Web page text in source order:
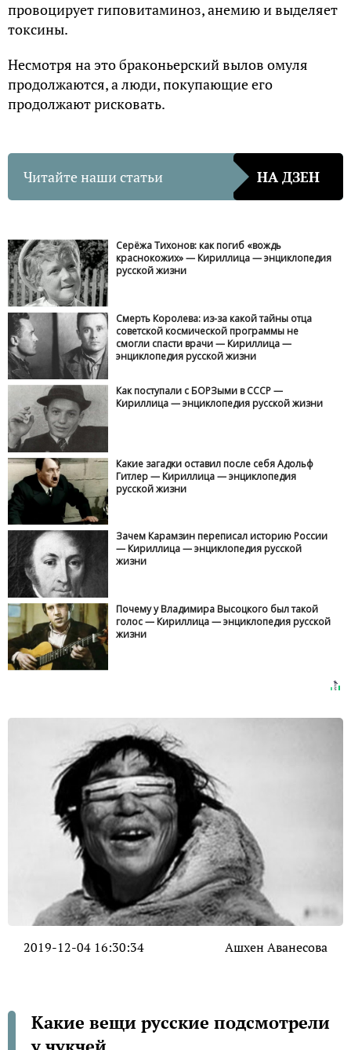
провоцирует гиповитаминоз, анемию и выделяет
токсины.
Несмотря на это браконьерский вылов омуля
продолжаются, а люди, покупающие его
продолжают рисковать.
Читайте наши статьи НА ДЗЕН
Серёжа Тихонов: как погиб «вождь
краснокожих» — Кириллица — энциклопедия
русской жизни
Смерть Королева: из-за какой тайны отца
советской космической программы не
смогли спасти врачи — Кириллица —
энциклопедия русской жизни
Как поступали с БОРЗыми в СССР —
Кириллица — энциклопедия русской жизни
Какие загадки оставил после себя Адольф
Гитлер — Кириллица — энциклопедия
русской жизни
Зачем Карамзин переписал историю России
— Кириллица — энциклопедия русской
жизни
Почему у Владимира Высоцкого был такой
голос — Кириллица — энциклопедия русской
жизни
2019-12-04 16:30:34 Ашхен Аванесова
Какие вещи русские подсмотрели